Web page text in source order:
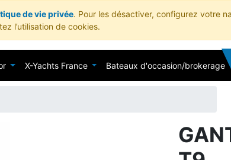
de vie privée. Pour les désactiver, configurez votre
l’utilisation de cookies.
X-Yachts France Bateaux d'occasion/brokerage